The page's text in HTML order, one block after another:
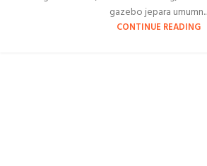
gazebo jepara umumn...
CONTINUE READING